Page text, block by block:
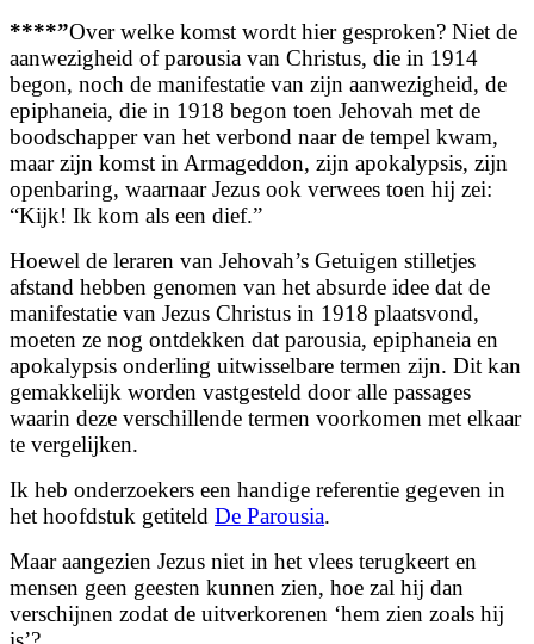
****”Over welke komst wordt hier gesproken? Niet de
aanwezigheid of parousia van Christus, die in 1914
begon, noch de manifestatie van zijn aanwezigheid, de
epiphaneia, die in 1918 begon toen Jehovah met de
boodschapper van het verbond naar de tempel kwam,
maar zijn komst in Armageddon, zijn apokalypsis, zijn
openbaring, waarnaar Jezus ook verwees toen hij zei:
“Kijk! Ik kom als een dief.”
Hoewel de leraren van Jehovah’s Getuigen stilletjes
afstand hebben genomen van het absurde idee dat de
manifestatie van Jezus Christus in 1918 plaatsvond,
moeten ze nog ontdekken dat parousia, epiphaneia en
apokalypsis onderling uitwisselbare termen zijn. Dit kan
gemakkelijk worden vastgesteld door alle passages
waarin deze verschillende termen voorkomen met elkaar
te vergelijken.
Ik heb onderzoekers een handige referentie gegeven in
het hoofdstuk getiteld De Parousia.
Maar aangezien Jezus niet in het vlees terugkeert en
mensen geen geesten kunnen zien, hoe zal hij dan
verschijnen zodat de uitverkorenen ‘hem zien zoals hij